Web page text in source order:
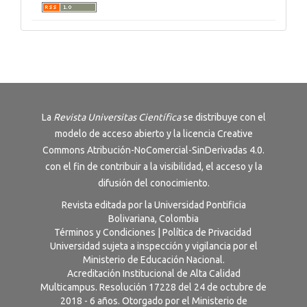
La Revista Universitas Científicase distribuye con el
modelo de acceso abierto y la licencia Creative
Commons Atribución-NoComercial-SinDerivadas 4.0.
con el fin de contribuir a la visibilidad, el acceso y la
difusión del conocimiento.
Revista editada por la Universidad Pontificia
Bolivariana, Colombia
Términos y Condiciones
Política de Privacidad
Universidad sujeta a inspección y vigilancia por el
Ministerio de Educación Nacional.
Acreditación Institucional de Alta Calidad
Multicampus. Resolución 17228 del 24 de octubre de
2018 - 6 años. Otorgado por el Ministerio de